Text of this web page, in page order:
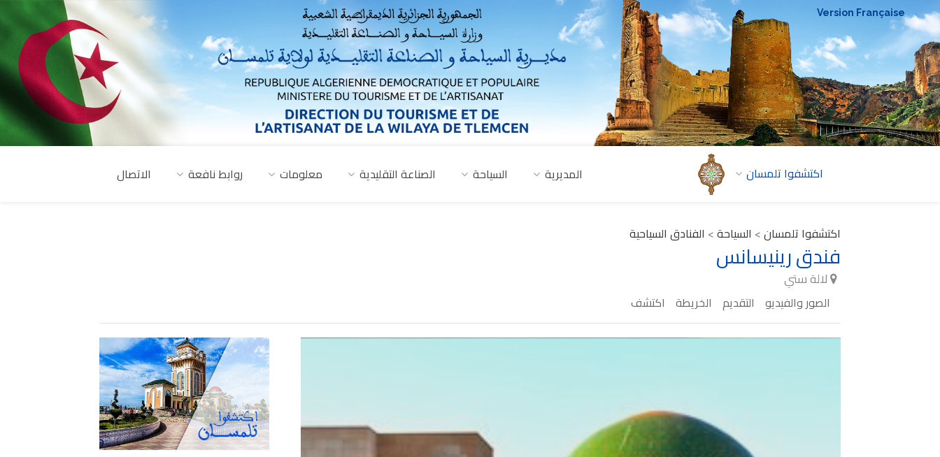
Version Française
المديرية السياحة الصناعة التقليدية معلومات روابط نافعة الاتصال اكتشفوا تلمسان
اكتشفوا تلمسان> السياحة> الفنادق السياحية
فندق رينيسانس
لالة ستي
الصور والفيديو التقديم الخريطة اكتشف